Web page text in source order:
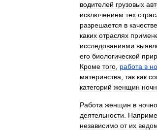
водителей грузовых
исключением тех
разрешается в качестве
каких отраслях
исследованиями
его биологической
Кроме того работа в
материнства так как
категорий женщин
Работа женщин в
деятельности
независимо от их